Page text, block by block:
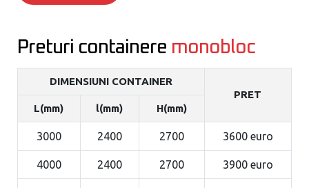
Preturi containere monobloc
DIMENSIUNI CONTAINER
PRET
L(mm)
l(mm) H(mm)
3000 2400 2700 3600 euro
4000 2400 2700 3900 euro